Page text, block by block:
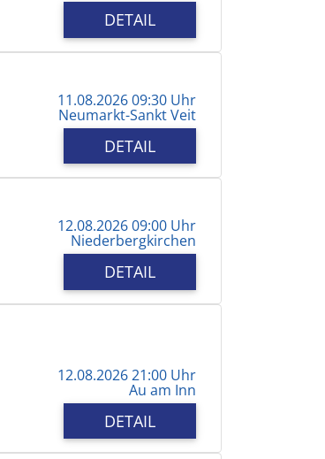
DETAIL
11.08.2026 09:30 Uhr
Neumarkt-Sankt Veit
DETAIL
12.08.2026 09:00 Uhr
Niederbergkirchen
DETAIL
12.08.2026 21:00 Uhr
Au am Inn
DETAIL